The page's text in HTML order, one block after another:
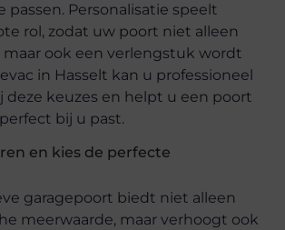
passen. Personalisatie speelt
rol, zodat uw poort niet alleen
maar ook een verlengstuk wordt
in Hasselt kan u professioneel
deze keuzes en helpt u een poort
bij u past.
en kies de perfecte
garagepoort biedt niet alleen
meerwaarde, maar verhoogt ook